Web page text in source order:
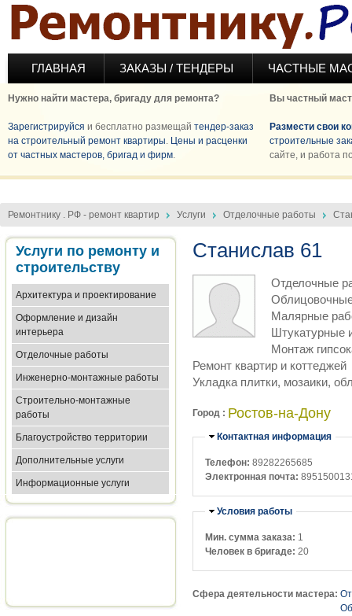
Перейти к основному содержанию
ГЛАВНАЯ ЗАКАЗЫ / ТЕНДЕРЫ ЧАСТНЫЕ
Нужно найти мастера, бригаду для ремонта?
Зарегистрируйся и бесплатно размещай тендер-заказ
на строительный ремонт квартиры. Цены и расценки
от частных мастеров, бригад и фирм.
Вы частный
Размести свои
строительные
сайте, и работа
Ремонтнику . РФ - ремонт квартир Услуги Отделочные работы
Услуги по ремонту и
строительству
Архитектура и проектирование
Оформление и дизайн
интерьера
Отделочные работы
Инженерно-монтажные работы
Строительно-монтажные
работы
Благоустройство территории
Дополнительные услуги
Информационные услуги
Станислав 61
Отделочные
Малярные
Штукатурные
Монтаж
Ремонт квартир и коттеджей
Укладка плитки, мозаики,
Город : Ростов-на-Дону
Убрать
Контактная информация
Телефон: 89282265685
Электронная почта:
Убрать
Условия работы
Мин. сумма заказа: 1
Человек в бригаде: 20
Сфера деятельности мастера: